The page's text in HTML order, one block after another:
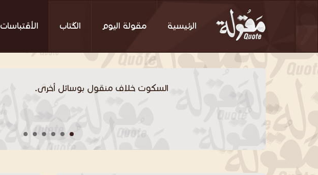
الرئيسية مقولة اليوم الكُتاب الأقتباسات
السكوت خلاف منقول بوسائل أخرى.